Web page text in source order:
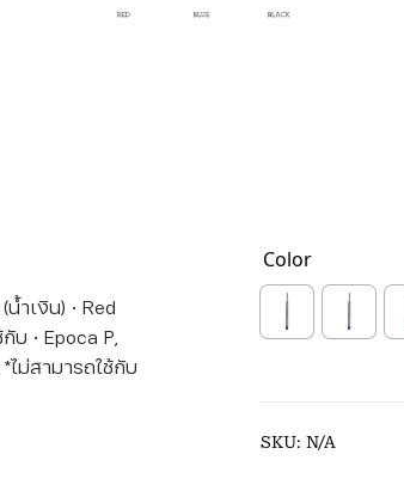
ำเงิน) · Red
บ · Epoca P,
ไม่สามารถใช้กับ
Color
SKU:N/A